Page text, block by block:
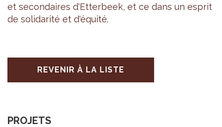
et secon­daires d'Et­ter­beek, et ce dans un esprit
de soli­da­rité et d'équité.
REVENIR À LA LISTE
PROJETS